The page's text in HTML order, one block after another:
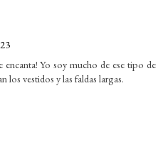
encanta! Yo soy mucho de ese tipo de
los vestidos y las faldas largas.